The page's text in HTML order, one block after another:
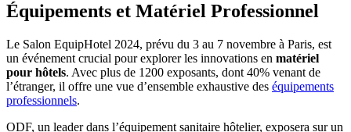
Équipements et Matériel Professionnel
Le Salon EquipHotel 2024, prévu du 3 au 7 novembre à Paris, est
un événement crucial pour explorer les innovations en matériel
pour hôtels. Avec plus de 1200 exposants, dont 40% venant de
l’étranger, il offre une vue d’ensemble exhaustive des équipements
professionnels.
ODF, un leader dans l’équipement sanitaire hôtelier, exposera sur un